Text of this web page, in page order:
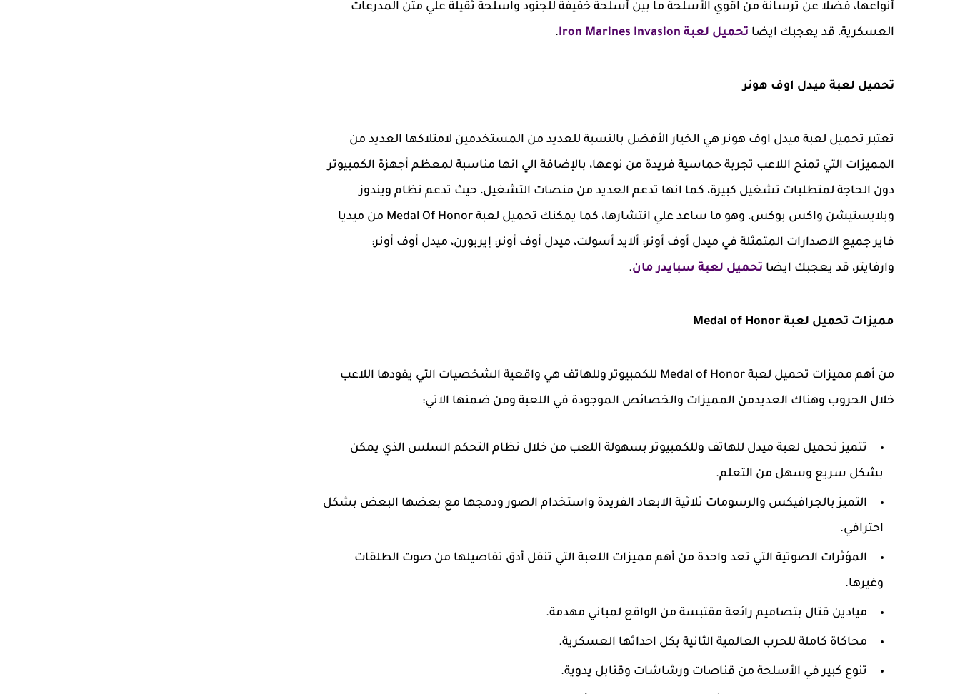
أنواعها، فضلا عن ترسانة من اقوي الأسلحة ما بين أسلحة خفيفة للجنود واسلحة ثقيلة علي متن المدرعات
العسكرية، قد يعجبك ايضا تحميل لعبة Iron Marines Invasion .
تحميل لعبة ميدل اوف هونر
تعتبر تحميل لعبة ميدل اوف هونر هي الخيار الأفضل بالنسبة للعديد من المستخدمين لامتلاكها العديد من
المميزات التي تمنح اللاعب تجربة حماسية فريدة من نوعها، بالإضافة الي انها مناسبة لمعظم أجهزة الكمبيوتر
دون الحاجة لمتطلبات تشغيل كبيرة، كما انها تدعم العديد من منصات التشغيل، حيث تدعم نظام ويندوز
وبلايستيشن واكس بوكس، وهو ما ساعد علي انتشارها، كما يمكنك تحميل لعبة Medal Of Honor من ميديا
فاير جميع الاصدارات المتمثلة في ميدل أوف أونر: ألايد أسولت، ميدل أوف أونر: إيربورن، ميدل أوف أونر:
وارفايتر، قد يعجبك ايضا تحميل لعبة سبايدر مان.
مميزات تحميل لعبة Medal of Honor
من أهم مميزات تحميل لعبة Medal of Honor للكمبيوتر وللهاتف هي واقعية الشخصيات التي يقودها اللاعب
خلال الحروب وهناك العديدمن المميزات والخصائص الموجودة في اللعبة ومن ضمنها الاتي:
تتميز تحميل لعبة ميدل للهاتف وللكمبيوتر بسهولة اللعب من خلال نظام التحكم السلس الذي يمكن
بشكل سريع وسهل من التعلم.
التميز بالجرافيكس والرسومات ثلاثية الابعاد الفريدة واستخدام الصور ودمجها مع بعضها البعض بشكل
احترافي.
المؤثرات الصوتية التي تعد واحدة من أهم مميزات اللعبة التي تنقل أدق تفاصيلها من صوت الطلقات
وغيرها.
ميادين قتال بتصاميم رائعة مقتبسة من الواقع لمباني مهدمة.
محاكاة كاملة للحرب العالمية الثانية بكل احداثها العسكرية.
تنوع كبير في الأسلحة من قناصات ورشاشات وقنابل يدوية.